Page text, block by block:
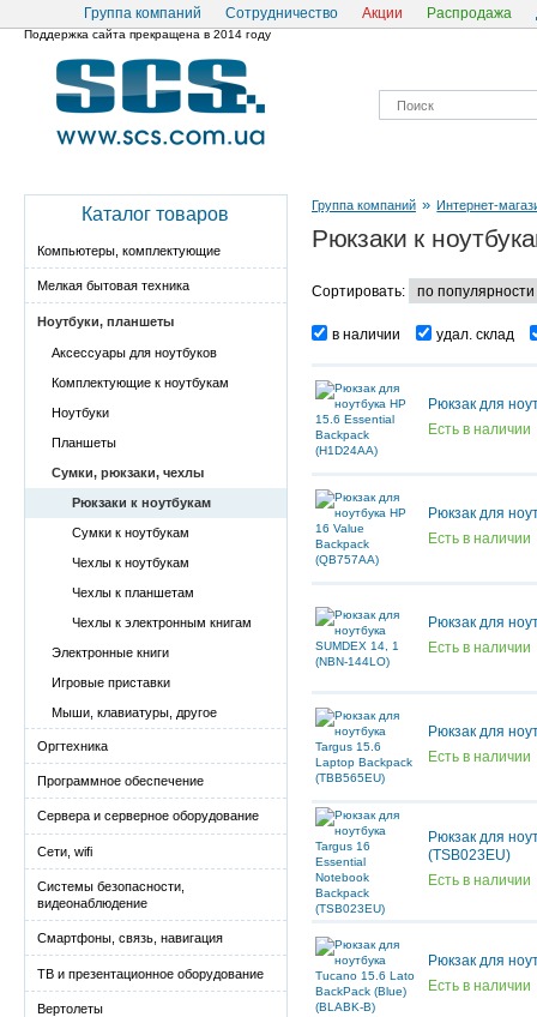
Группа компаний Сотрудничество Акции Распродажа
Поддержка сайта прекращена в 2014 году
Каталог товаров
Компьютеры, комплектующие
Мелкая бытовая техника
Ноутбуки, планшеты
Аксессуары для ноутбуков
Комплектующие к ноутбукам
Ноутбуки
Планшеты
Сумки, рюкзаки, чехлы
Рюкзаки к ноутбукам
Сумки к ноутбукам
Чехлы к ноутбукам
Чехлы к планшетам
Чехлы к электронным книгам
Электронные книги
Игровые приставки
Мыши, клавиатуры, другое
Оргтехника
Программное обеспечение
Сервера и серверное оборудование
Сети, wifi
Системы безопасности,
видеонаблюдение
Смартфоны, связь, навигация
ТВ и презентационное оборудование
Вертолеты
Группа компаний » Интернет-
Рюкзаки к
Сортировать:
в наличии удал. склад
Рюкзак для
Есть в наличии
Рюкзак для
Есть в наличии
Рюкзак для
Есть в наличии
Рюкзак для
Есть в наличии
Рюкзак для
(TSB023EU)
Есть в наличии
Рюкзак для
Есть в наличии